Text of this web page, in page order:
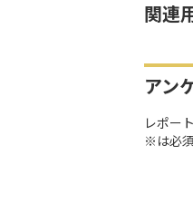
関連
アン
レポー
※は必須